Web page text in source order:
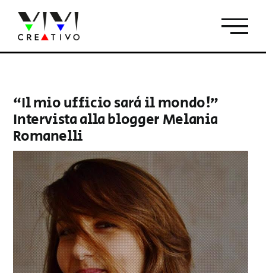
contenuto
“Il mio ufficio sarà il mondo!”
Intervista alla blogger Melania
Romanelli